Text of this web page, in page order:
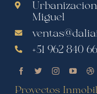
Miguel
+51 962 840
Proyectos